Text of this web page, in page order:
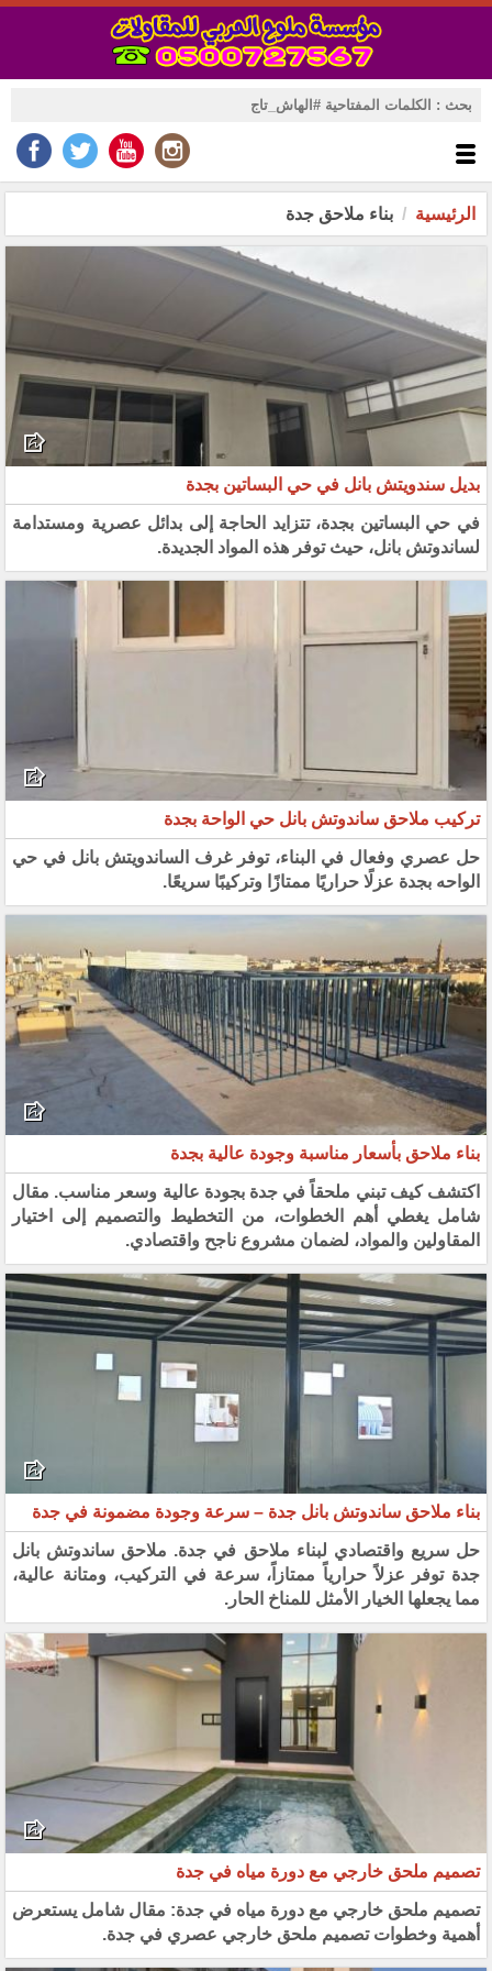
الرئيسية بناء ملاحق جدة
بديل سندويتش بانل في حي البساتين بجدة
في حي البساتين بجدة، تتزايد الحاجة إلى بدائل عصرية ومستدامة
لساندوتش بانل، حيث توفر هذه المواد الجديدة.
تركيب ملاحق ساندوتش بانل حي الواحة بجدة
حل عصري وفعال في البناء، توفر غرف الساندويتش بانل في حي
الواحه بجدة عزلًا حراريًا ممتازًا وتركيبًا سريعًا.
بناء ملاحق بأسعار مناسبة وجودة عالية بجدة
​اكتشف كيف تبني ملحقاً في جدة بجودة عالية وسعر مناسب. مقال
شامل يغطي أهم الخطوات، من التخطيط والتصميم إلى اختيار
المقاولين والمواد، لضمان مشروع ناجح واقتصادي.
بناء ملاحق ساندوتش بانل جدة – سرعة وجودة مضمونة في جدة
حل سريع واقتصادي لبناء ملاحق في جدة. ملاحق ساندوتش بانل
جدة توفر عزلاً حرارياً ممتازاً، سرعة في التركيب، ومتانة عالية،
مما يجعلها الخيار الأمثل للمناخ الحار.
تصميم ملحق خارجي مع دورة مياه في جدة
تصميم ملحق خارجي مع دورة مياه في جدة: مقال شامل يستعرض
أهمية وخطوات تصميم ملحق خارجي عصري في جدة.